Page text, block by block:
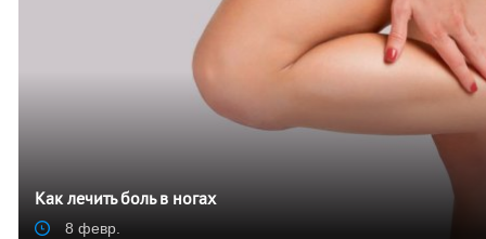
Как лечить боль в ногах
8 февр.